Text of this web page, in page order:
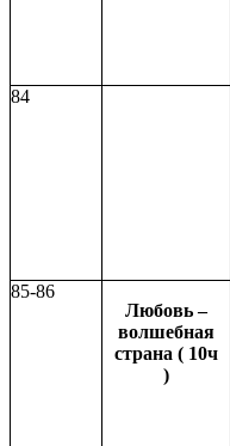
84
85-86
Любовь –
волшебная
страна ( 10ч
)